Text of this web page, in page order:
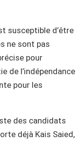
susceptible d’être
ne sont pas
pour
de l’indépendance
pour les
des candidats
déjà Kais Saied,